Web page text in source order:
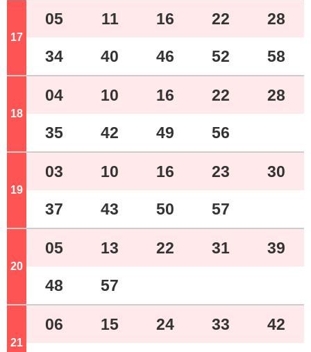
17
05 11 16 22 28
34 40 46 52 58
18
04 10 16 22 28
35 42 49 56
19
03 10 16 23 30
37 43 50 57
20
05 13 22 31 39
48 57
21
06 15 24 33 42